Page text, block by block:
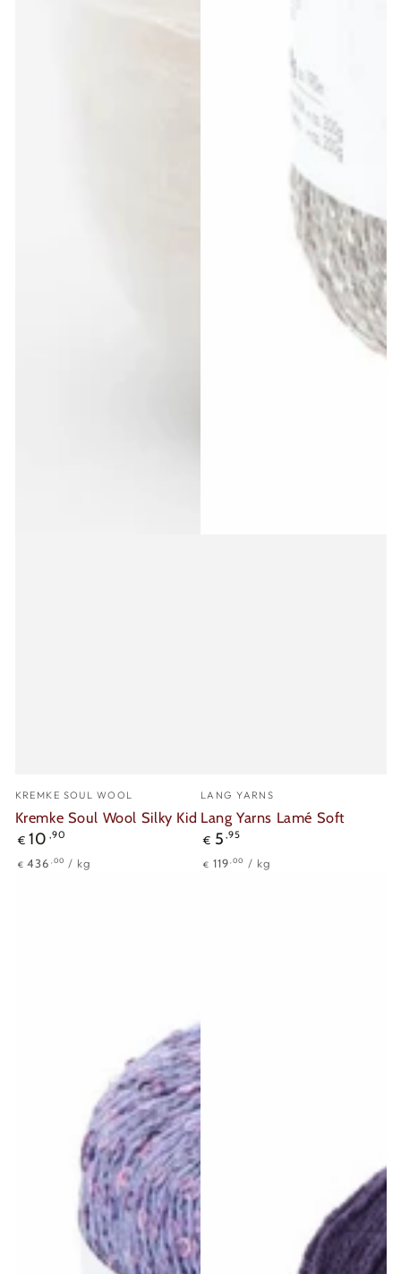
Verkäufer/in:
KREMKE SOUL WOOL
Kremke Soul Wool Silky Kid
Regulärer
Preis
€ 10 ,90
Stückpreis
€ 436 ,00 / pro
kg
Verkäufer/in:
LANG YARNS
Lang Yarns Lamé Soft
Regulärer
Preis
€ 5 ,95
Stückpreis
€ 119 ,00 / pro
kg